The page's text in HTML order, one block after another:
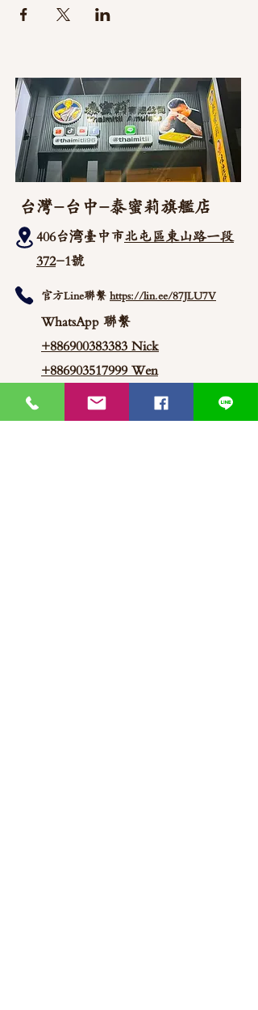
台灣-台中-泰蜜莉旗艦店
406台湾臺中市北屯區東山路一段
372-1號
官方Line聯繫 https://lin.ee/87JLU7V
WhatsApp 聯繫
+886900383383 Nick
+886903517999 Wen
thaimitli5039@icloud.com